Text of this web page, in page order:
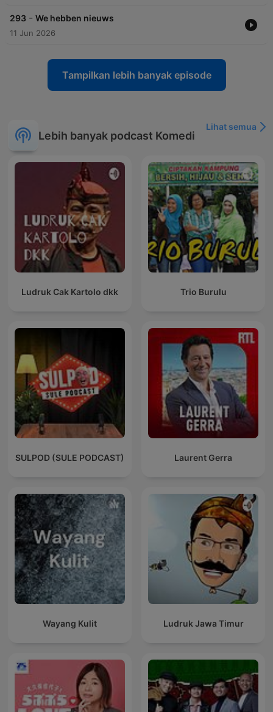
293 - We hebben nieuws
11 Jun 2026
Tampilkan lebih banyak episode
Lebih banyak podcast Komedi
Lihat semua
Ludruk Cak Kartolo dkk Trio Burulu
SULPOD (SULE PODCAST) Laurent Gerra
Wayang Kulit Ludruk Jawa Timur